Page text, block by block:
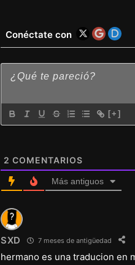
Conéctate con
[+]
2 COMENTARIOS
Más antiguos
SXD 7 meses de antigüedad
hermano es una traducion en